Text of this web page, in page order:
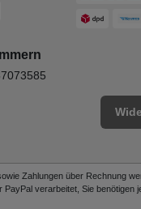
Zahlungen über Rechnung
PayPal verarbeitet, Sie benötigen